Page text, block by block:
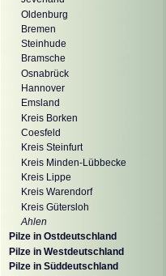
Oldenburg
Bremen
Steinhude
Bramsche
Osnabrück
Hannover
Emsland
Kreis Borken
Coesfeld
Kreis Steinfurt
Kreis Minden-Lübbecke
Kreis Lippe
Kreis Warendorf
Kreis Gütersloh
Ahlen
Pilze in Ostdeutschland
Pilze in Westdeutschland
Pilze in Süddeutschland